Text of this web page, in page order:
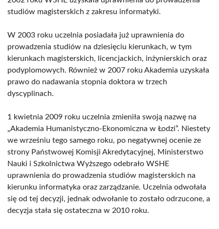
studiów magisterskich z zakresu informatyki.
W 2003 roku uczelnia posiadała już uprawnienia do
prowadzenia studiów na dziesięciu kierunkach, w tym
kierunkach magisterskich, licencjackich, inżynierskich oraz
podyplomowych. Również w 2007 roku Akademia uzyskała
prawo do nadawania stopnia doktora w trzech
dyscyplinach.
1 kwietnia 2009 roku uczelnia zmieniła swoją nazwę na
„Akademia Humanistyczno-Ekonomiczna w Łodzi”. Niestety
we wrześniu tego samego roku, po negatywnej ocenie ze
strony Państwowej Komisji Akredytacyjnej, Ministerstwo
Nauki i Szkolnictwa Wyższego odebrało WSHE
uprawnienia do prowadzenia studiów magisterskich na
kierunku informatyka oraz zarządzanie. Uczelnia odwołała
się od tej decyzji, jednak odwołanie to zostało odrzucone, a
decyzja stała się ostateczna w 2010 roku.